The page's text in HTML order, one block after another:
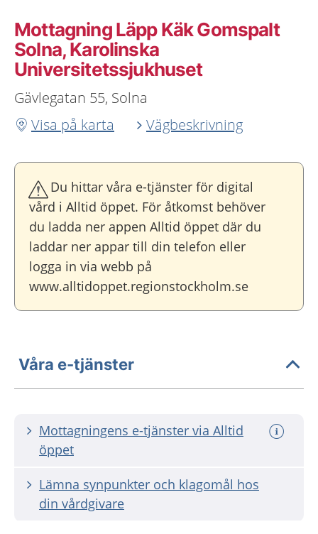
Mottagning Läpp Käk Gomspalt
Solna, Karolinska
Universitetssjukhuset
Gävlegatan 55, Solna
Visa på karta
Vägbeskrivning
Du hittar våra e-tjänster för digital
vård i Alltid öppet. För åtkomst behöver
du ladda ner appen Alltid öppet där du
laddar ner appar till din telefon eller
logga in via webb på
www.alltidoppet.regionstockholm.se
Våra e-tjänster
Mottagningens e-tjänster via Alltid
öppet
Lämna synpunkter och klagomål hos
din vårdgivare